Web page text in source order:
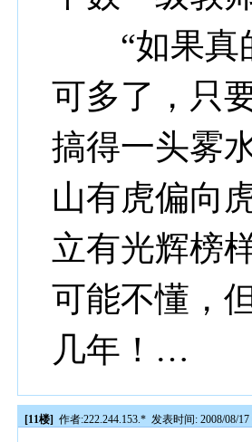
“如果真的
可多了，只
搞得一头雾
山有虎偏向
立有光辉榜
可能不懂，
几年！…
[11楼] 作者:222.244.153.* 发表时间: 2008/08/17